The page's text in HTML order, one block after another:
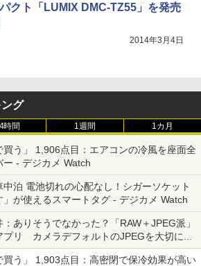
クト「LUMIX DMC-TZ55」を発売
2014年3月4日
グ
時間 1週間 1カ月
買う」 1,906点目：エアコンの冷風を座面全
- デジカメ Watch
泊 電池切れの心配なし！シガーソケット
」が使えるスマートタグ - デジカメ Watch
ありそうでなかった？「RAW＋JPEG派」
プリ カメラデフォルトのJPEGを大切にす
買う」 1,903点目：高密閉で保冷効果が高い